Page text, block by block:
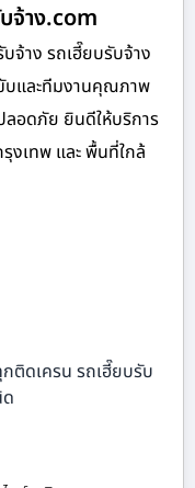
จ้าง.com
จ้าง รถเฮี๊ยบรับจ้าง
บและทีมงานคุณภาพ
ลอดภัย ยินดีให้บริการ
งเทพ และ พื้นที่ใกล้
กติดเครน รถเฮี๊ยบรับ